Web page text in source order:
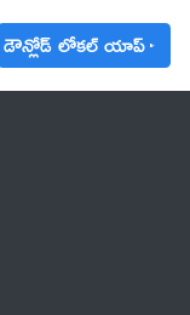
డౌన్లోడ్ లోకల్ యాప్